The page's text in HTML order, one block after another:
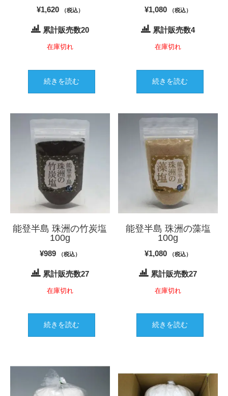
¥1,620 （税込）
累計販売数20
在庫切れ
続きを読む
¥1,080 （税込）
累計販売数4
在庫切れ
続きを読む
能登半島 珠洲の竹炭塩
100g
¥989 （税込）
累計販売数27
在庫切れ
続きを読む
能登半島 珠洲の藻塩
100g
¥1,080 （税込）
累計販売数27
在庫切れ
続きを読む